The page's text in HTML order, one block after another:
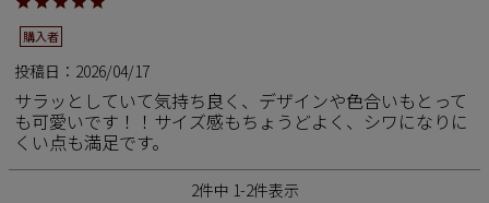
購入者
投稿日 2026/04/17
サラッとしていて気持ち良く、デザインや色合いもとって
も可愛いです！！サイズ感もちょうどよく、シワになりに
くい点も満足です。
2件中 1-2件表示